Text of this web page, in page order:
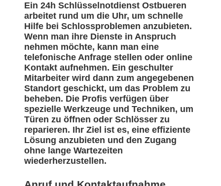
Ein 24h Schlüsselnotdienst Ostbueren
arbeitet rund um die Uhr, um schnelle
Hilfe bei Schlossproblemen anzubieten.
Wenn man ihre Dienste in Anspruch
nehmen möchte, kann man eine
telefonische Anfrage stellen oder online
Kontakt aufnehmen. Ein geschulter
Mitarbeiter wird dann zum angegebenen
Standort geschickt, um das Problem zu
beheben. Die Profis verfügen über
spezielle Werkzeuge und Techniken, um
Türen zu öffnen oder Schlösser zu
reparieren. Ihr Ziel ist es, eine effiziente
Lösung anzubieten und den Zugang
ohne lange Wartezeiten
wiederherzustellen.